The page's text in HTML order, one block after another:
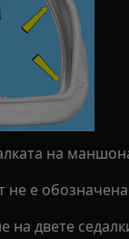
на
не е
на двете